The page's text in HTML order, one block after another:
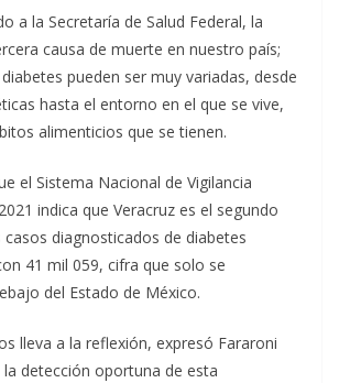
a la Secretaría de Salud Federal, la
causa de muerte en nuestro país;
pueden ser muy variadas, desde
hasta el entorno en el que se vive,
alimenticios que se tienen.
el Sistema Nacional de Vigilancia
indica que Veracruz es el segundo
diagnosticados de diabetes
41 mil 059, cifra que solo se
del Estado de México.
lleva a la reflexión, expresó Fararoni
la detección oportuna de esta